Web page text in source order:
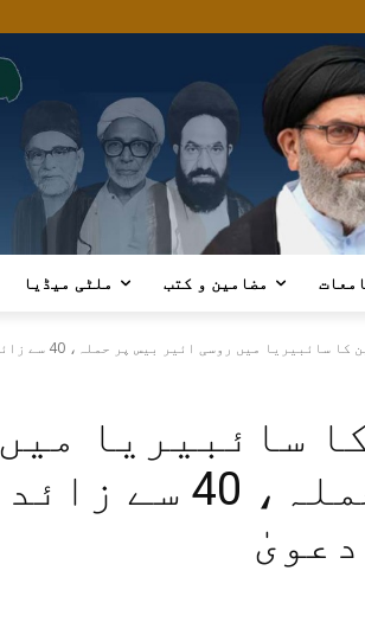
مضامین و کتب ملٹی میڈیا
کا سائبیریا میں روسی ائیر بیس پر حملہ، 40 سے زائد...
سائبیریا
بیس پر حملہ،